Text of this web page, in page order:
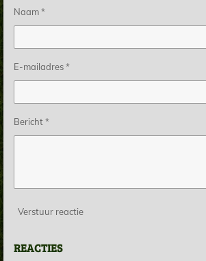
Naam *
E-mailadres *
Bericht *
Verstuur reactie
REACTIES